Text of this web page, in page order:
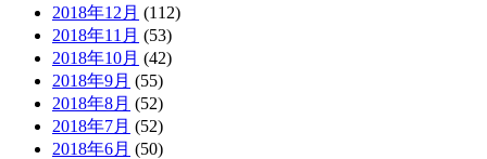
2018年12月 (112)
2018年11月 (53)
2018年10月 (42)
2018年9月 (55)
2018年8月 (52)
2018年7月 (52)
2018年6月 (50)